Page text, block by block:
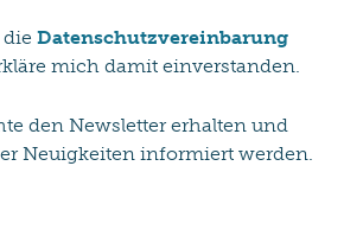
Datenschutzvereinbarung
mich damit einverstanden.
den Newsletter erhalten und
Neuigkeiten informiert werden.